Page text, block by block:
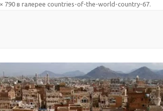
790в галерее countries-of-the-world-country-67.